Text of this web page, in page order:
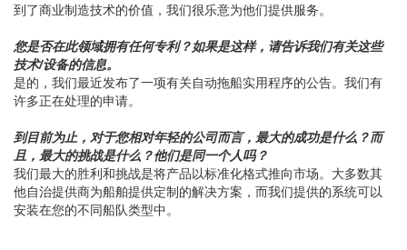
到了商业制造技术的价值，我们很乐意为他们提供服务。
您是否在此领域拥有任何专利？如果是这样，请告诉我们有关这些
技术/设备的信息。
是的，我们最近发布了一项有关自动拖船实用程序的公告。我们有
许多正在处理的申请。
到目前为止，对于您相对年轻的公司而言，最大的成功是什么？而
且，最大的挑战是什么？他们是同一个人吗？
我们最大的胜利和挑战是将产品以标准化格式推向市场。大多数其
他自治提供商为船舶提供定制的解决方案，而我们提供的系统可以
安装在您的不同船队类型中。